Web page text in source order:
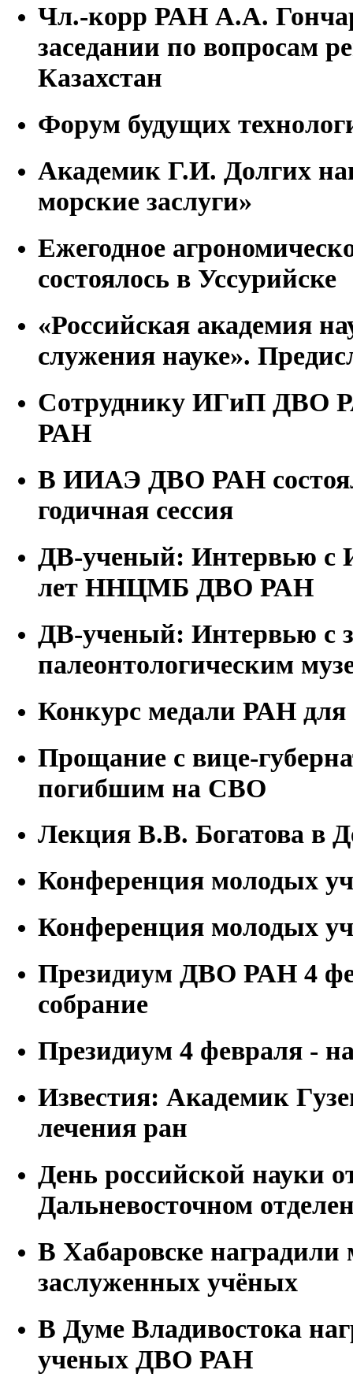
Чл.-корр РАН А.А.
заседании по вопросам
Казахстан
Форум будущих
Академик Г.И. Долгих
морские заслуги»
Ежегодное
состоялось в Уссурийске
«Российская академия
служения науке».
Сотруднику ИГиП ДВО
РАН
В ИИАЭ ДВО РАН
годичная сессия
ДВ-ученый: Интервью
лет ННЦМБ ДВО РАН
ДВ-ученый: Интервью с
палеонтологическим
Конкурс медали РАН
Прощание с вице-
погибшим на СВО
Лекция В.В. Богатова в
Конференция молодых
Конференция молодых
Президиум ДВО РАН 4
собрание
Президиум 4 февраля -
Известия: Академик
лечения ран
День российской науки
Дальневосточном
В Хабаровске
заслуженных учёных
В Думе Владивостока
ученых ДВО РАН